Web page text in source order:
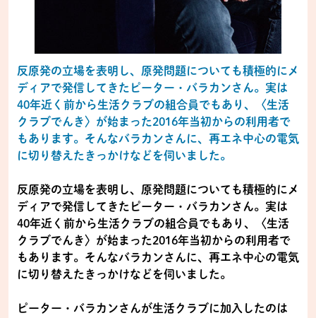
反原発の立場を表明し、原発問題についても積極的にメ
ディアで発信してきたピーター・バラカンさん。実は
40年近く前から生活クラブの組合員でもあり、〈生活
クラブでんき〉が始まった2016年当初からの利用者で
もあります。そんなバラカンさんに、再エネ中心の電気
に切り替えたきっかけなどを伺いました。
反原発の立場を表明し、原発問題についても積極的にメ
ディアで発信してきたピーター・バラカンさん。実は
40年近く前から生活クラブの組合員でもあり、〈生活
クラブでんき〉が始まった2016年当初からの利用者で
もあります。そんなバラカンさんに、再エネ中心の電気
に切り替えたきっかけなどを伺いました。
ピーター・バラカンさんが生活クラブに加入したのは